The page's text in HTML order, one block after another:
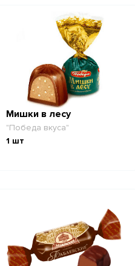
Мишки в лесу
"Победа вкуса"
1 шт